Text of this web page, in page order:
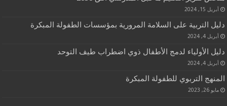
أبريل 15, 2024
دليل التربية على السلامة المرورية بمؤسسات الطفولة المبكرة
أبريل 4, 2024
دليل الأولياء لدمج الأطفال ذوي اضطراب طيف التوحد
أبريل 4, 2024
المنهج التربوي للطفولة المبكرة
مايو 26, 2023